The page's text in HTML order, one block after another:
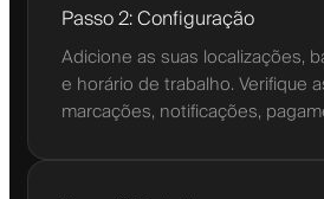
Passo 2: Configuração
Adicione as suas localizações,
e horário de trabalho. Verifique
marcações, notificações,